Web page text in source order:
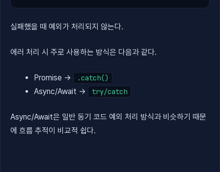
실패했을 때 예외가 처리되지 않는다.
에러 처리 시 주로 사용하는 방식은 다음과 같다.
Promise → .catch()
Async/Await → try/catch
Async/Await은 일반 동기 코드 예외 처리 방식과 비슷하기 때문
에 흐름 추적이 비교적 쉽다.